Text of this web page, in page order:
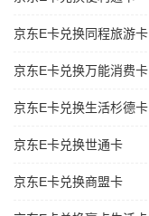
京东E卡兑换同程旅游卡
京东E卡兑换万能消费卡
京东E卡兑换生活杉德卡
京东E卡兑换世通卡
京东E卡兑换商盟卡